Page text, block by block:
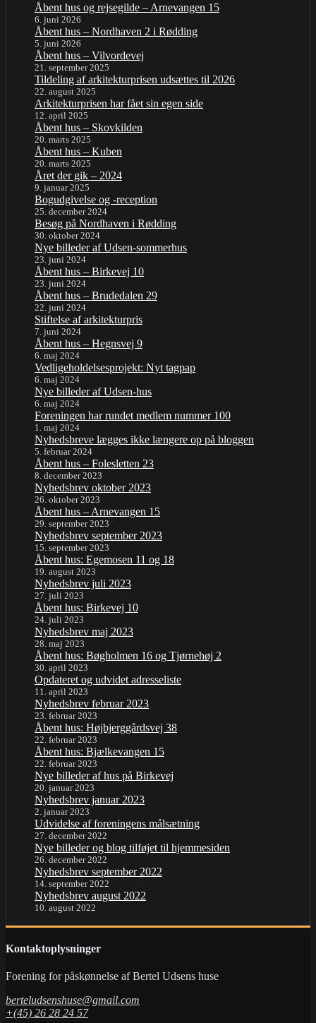
Åbent hus og rejsegilde – Arnevangen 15
6. juni 2026
Åbent hus – Nordhaven 2 i Rødding
5. juni 2026
Åbent hus – Vilvordevej
21. september 2025
Tildeling af arkitekturprisen udsættes til 2026
22. august 2025
Arkitekturprisen har fået sin egen side
12. april 2025
Åbent hus – Skovkilden
20. marts 2025
Åbent hus – Kuben
20. marts 2025
Året der gik – 2024
9. januar 2025
Bogudgivelse og -reception
25. december 2024
Besøg på Nordhaven i Rødding
30. oktober 2024
Nye billeder af Udsen-sommerhus
23. juni 2024
Åbent hus – Birkevej 10
23. juni 2024
Åbent hus – Brudedalen 29
22. juni 2024
Stiftelse af arkitekturpris
7. juni 2024
Åbent hus – Hegnsvej 9
6. maj 2024
Vedligeholdelsesprojekt: Nyt tagpap
6. maj 2024
Nye billeder af Udsen-hus
6. maj 2024
Foreningen har rundet medlem nummer 100
1. maj 2024
Nyhedsbreve lægges ikke længere op på bloggen
5. februar 2024
Åbent hus – Folesletten 23
8. december 2023
Nyhedsbrev oktober 2023
26. oktober 2023
Åbent hus – Arnevangen 15
29. september 2023
Nyhedsbrev september 2023
15. september 2023
Åbent hus: Egemosen 11 og 18
19. august 2023
Nyhedsbrev juli 2023
27. juli 2023
Åbent hus: Birkevej 10
24. juli 2023
Nyhedsbrev maj 2023
28. maj 2023
Åbent hus: Bøgholmen 16 og Tjørnehøj 2
30. april 2023
Opdateret og udvidet adresseliste
11. april 2023
Nyhedsbrev februar 2023
23. februar 2023
Åbent hus: Højbjerggårdsvej 38
22. februar 2023
Åbent hus: Bjælkevangen 15
22. februar 2023
Nye billeder af hus på Birkevej
20. januar 2023
Nyhedsbrev januar 2023
2. januar 2023
Udvidelse af foreningens målsætning
27. december 2022
Nye billeder og blog tilføjet til hjemmesiden
26. december 2022
Nyhedsbrev september 2022
14. september 2022
Nyhedsbrev august 2022
10. august 2022
Kontaktoplysninger
Forening for påskønnelse af Bertel Udsens huse
berteludsenshuse@gmail.com
+(45) 26 28 24 57